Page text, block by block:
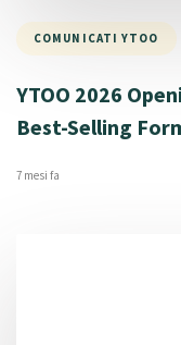
COMUNICATI YTOO
YTOO 2026
Best-Selling
7 mesi fa